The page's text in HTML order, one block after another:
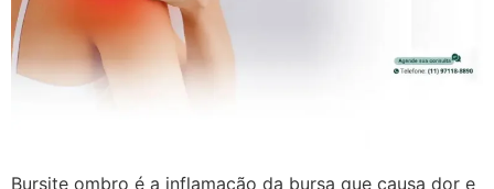
Bursite ombro é a inflamação da bursa que causa dor e